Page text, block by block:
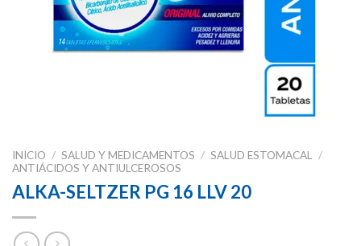
INICIO / SALUD Y MEDICAMENTOS / SALUD ESTOMACAL
/
ANTIÁCIDOS Y ANTIULCEROSOS
ALKA-SELTZER PG 16 LLV 20